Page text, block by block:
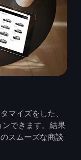
マイズをした、
できます。結果
スムーズな商談